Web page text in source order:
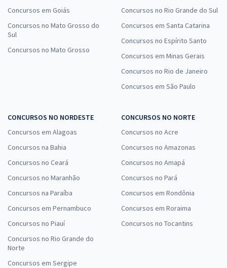
Concursos em Goiás
Concursos no Mato Grosso do
Sul
Concursos no Mato Grosso
Concursos no Rio Grande do Sul
Concursos em Santa Catarina
Concursos no Espírito Santo
Concursos em Minas Gerais
Concursos no Rio de Janeiro
Concursos em São Paulo
CONCURSOS NO NORDESTE
Concursos em Alagoas
Concursos na Bahia
Concursos no Ceará
Concursos no Maranhão
Concursos na Paraíba
Concursos em Pernambuco
Concursos no Piauí
Concursos no Rio Grande do
Norte
Concursos em Sergipe
CONCURSOS NO NORTE
Concursos no Acre
Concursos no Amazonas
Concursos no Amapá
Concursos no Pará
Concursos em Rondônia
Concursos em Roraima
Concursos no Tocantins